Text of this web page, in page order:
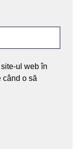
ul web în
când o să